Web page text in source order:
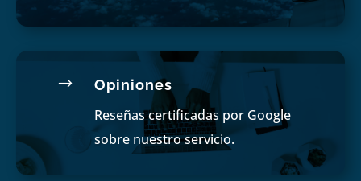
$ Opiniones
Reseñas certificadas por Google
sobre nuestro servicio.